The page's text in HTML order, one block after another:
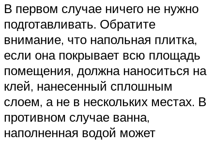
В первом случае ничего не нужно
подготавливать. Обратите
внимание, что напольная плитка,
если она покрывает всю площадь
помещения, должна наноситься на
клей, нанесенный сплошным
слоем, а не в нескольких местах. В
противном случае ванна,
наполненная водой может